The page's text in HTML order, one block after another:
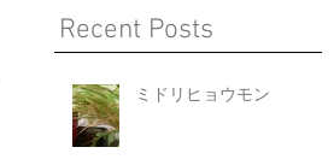
Recent Posts
ミドリヒョウモン